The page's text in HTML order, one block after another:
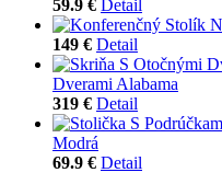
59.9 € Detail
149 € Detail
Dverami Alabama
319 € Detail
Modrá
69.9 € Detail